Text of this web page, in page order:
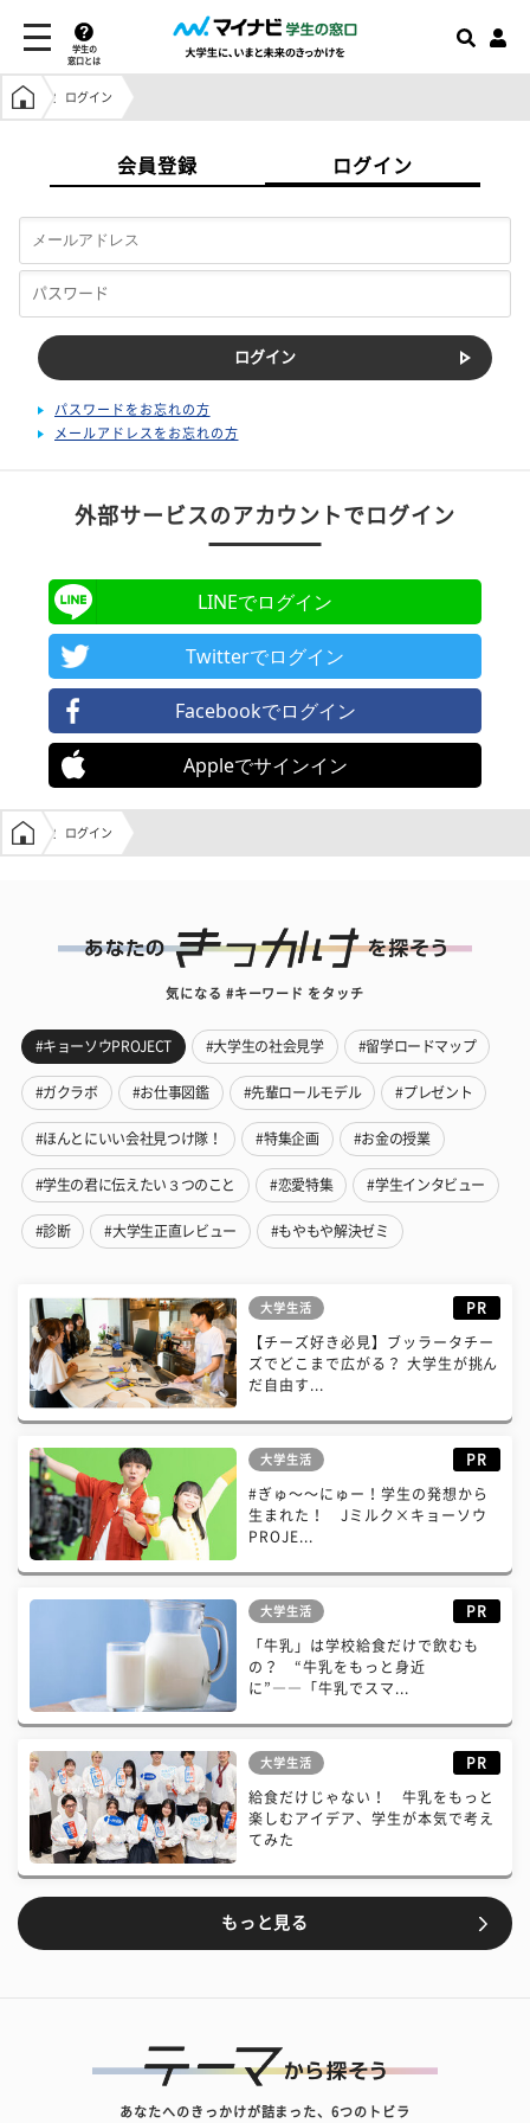
学生の
窓口とは
学生の窓口トップ
ログイン
会員登録 ログイン
パスワードをお忘れの方
メールアドレスをお忘れの方
外部サービスのアカウントでログイン
LINEでログイン
Twitterでログイン
Facebookでログイン
Appleでサインイン
学生の窓口トップ
ログイン
気になる #キーワード をタッチ
#キョーソウPROJECT #大学生の社会見学 #留学ロードマップ
#ガクラボ #お仕事図鑑 #先輩ロールモデル #プレゼント
#ほんとにいい会社見つけ隊！ #特集企画 #お金の授業
#学生の君に伝えたい３つのこと #恋愛特集 #学生インタビュー
#診断 #大学生正直レビュー #もやもや解決ゼミ
大学生活 PR
【チーズ好き必見】ブッラータチー
ズでどこまで広がる？ 大学生が挑ん
だ自由す...
大学生活 PR
#ぎゅ〜〜にゅー！学生の発想から
生まれた！ Jミルク×キョーソウ
PROJE...
大学生活 PR
「牛乳」は学校給食だけで飲むも
の？ “牛乳をもっと身近
に”――「牛乳でスマ...
大学生活 PR
給食だけじゃない！ 牛乳をもっと
楽しむアイデア、学生が本気で考え
てみた
もっと見る
あなたへのきっかけが詰まった、6つのトビラ